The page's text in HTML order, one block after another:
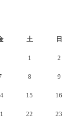
土 日
1 2
8 9
15 16
22 23